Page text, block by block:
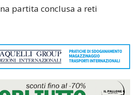
partita conclusa a reti